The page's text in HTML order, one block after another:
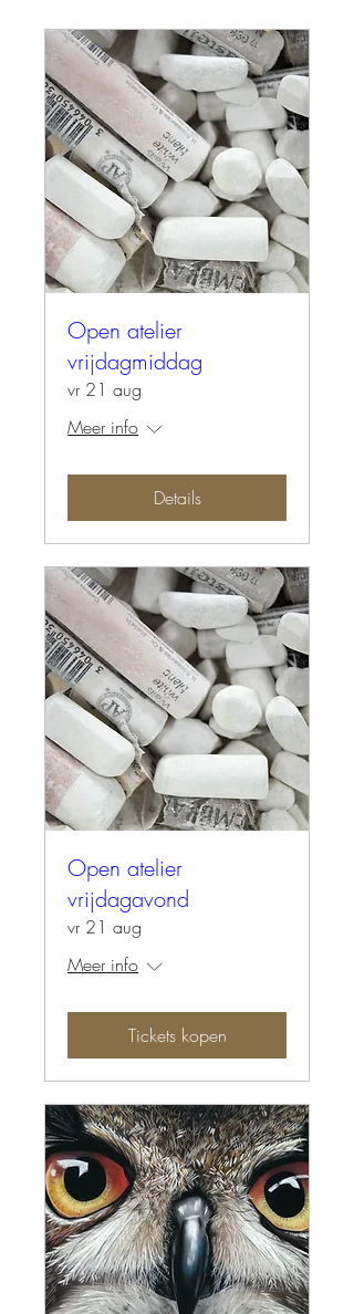
Open atelier
vrijdagmiddag
vr 21 aug
Meer info
Details
Open atelier
vrijdagavond
vr 21 aug
Meer info
Tickets kopen